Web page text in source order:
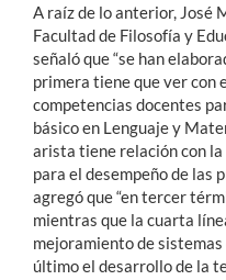
A raíz de lo anterior, José
Facultad de Filosofía y
señaló que “se han
primera tiene que ver con
competencias docentes
básico en Lenguaje y
arista tiene relación con
para el desempeño de las
agregó que “en tercer
mientras que la cuarta
mejoramiento de
último el desarrollo de la